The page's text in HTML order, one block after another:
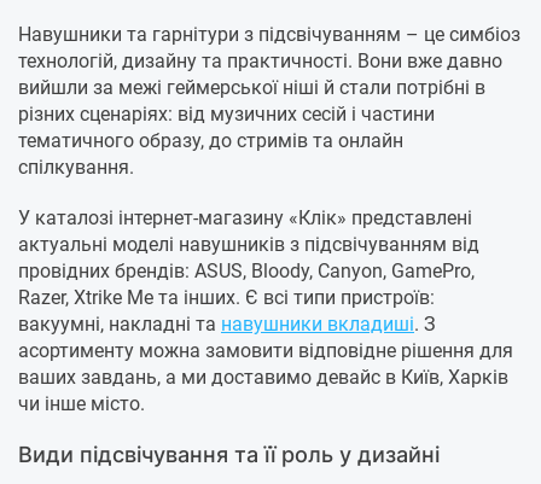
Навушники та гарнітури з підсвічуванням – це симбіоз
технологій, дизайну та практичності. Вони вже давно
вийшли за межі геймерської ніші й стали потрібні в
різних сценаріях: від музичних сесій і частини
тематичного образу, до стримів та онлайн
спілкування.
У каталозі інтернет-магазину «Клік» представлені
актуальні моделі навушників з підсвічуванням від
провідних брендів: ASUS, Bloody, Canyon, GamePro,
Razer, Xtrike Me та інших. Є всі типи пристроїв:
вакуумні, накладні та навушники вкладиші. З
асортименту можна замовити відповідне рішення для
ваших завдань, а ми доставимо девайс в Київ, Харків
чи інше місто.
Види підсвічування та її роль у дизайні